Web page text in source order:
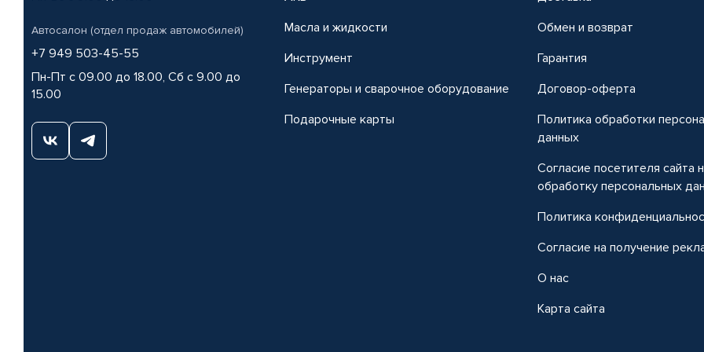
Автосалон (отдел продаж автомобилей)
+7 949 503-45-55
Пн-Пт с 09.00 до 18.00, Сб с 9.00 до
15.00
Масла и жидкости
Инструмент
Генераторы и сварочное оборудование
Подарочные карты
Обмен и возврат
Гарантия
Договор-оферта
Политика обработки
данных
Согласие посетителя сайта
обработку персональных
Политика
Согласие на получение
О нас
Карта сайта